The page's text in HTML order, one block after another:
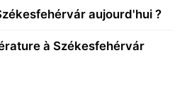
aujourd'hui ?
à Székesfehérvár